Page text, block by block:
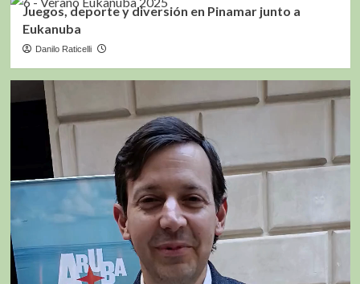
Juegos, deporte y diversión en Pinamar junto a
Eukanuba
Danilo Raticelli